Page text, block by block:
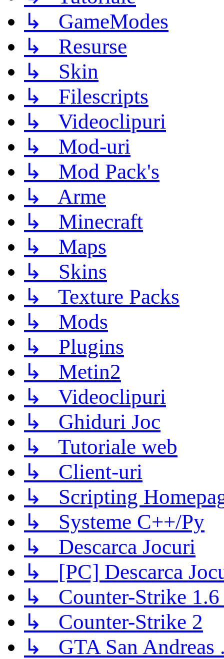
↳ GameModes
↳ Resurse
↳ Skin
↳ Filescripts
↳ Videoclipuri
↳ Mod-uri
↳ Mod Pack's
↳ Arme
↳ Minecraft
↳ Maps
↳ Skins
↳ Texture Packs
↳ Mods
↳ Plugins
↳ Metin2
↳ Videoclipuri
↳ Ghiduri Joc
↳ Tutoriale web
↳ Client-uri
↳ Scripting
↳ Systeme C++/Py
↳ Descarca Jocuri
↳ [PC] Descarca
↳ Counter-Strike 1.6
↳ Counter-Strike 2
↳ GTA San Andreas